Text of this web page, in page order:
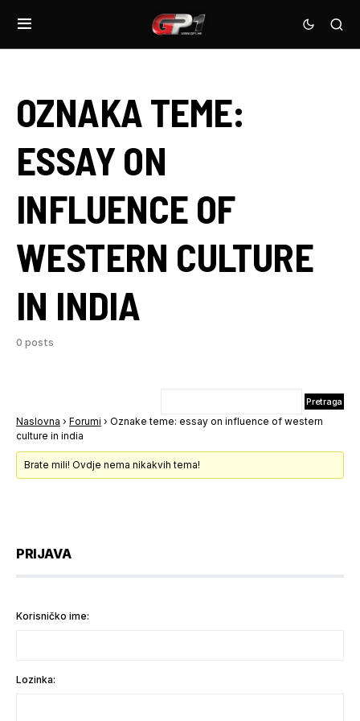
OZNAKA TEME:
ESSAY ON
INFLUENCE OF
WESTERN CULTURE
IN INDIA
0 posts
Naslovna › Forumi › Oznake teme: essay on influence of western
culture in india
Brate mili! Ovdje nema nikakvih tema!
PRIJAVA
Korisničko ime:
Lozinka: